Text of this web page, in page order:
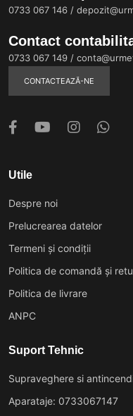
0733 067 146 /
Contact
0733 067 149 /
CONTACTEAZĂ-NE
Utile
Despre noi
Prelucrearea datelor
Termeni și condiții
Politica de comandă și
Politica de livrare
ANPC
Suport Tehnic
Supraveghere si
Aparataje: 0733067147